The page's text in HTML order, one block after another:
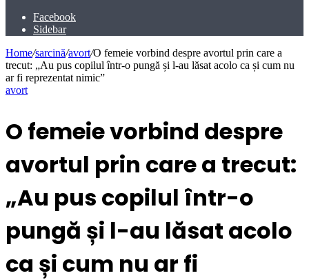
Facebook
Sidebar
Home/sarcină/avort/O femeie vorbind despre avortul prin care a
trecut: „Au pus copilul într-o pungă și l-au lăsat acolo ca și cum nu
ar fi reprezentat nimic”
avort
O femeie vorbind despre
avortul prin care a trecut:
„Au pus copilul într-o
pungă și l-au lăsat acolo
ca și cum nu ar fi